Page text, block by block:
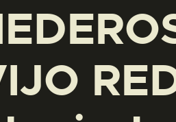
RESSOURCEN